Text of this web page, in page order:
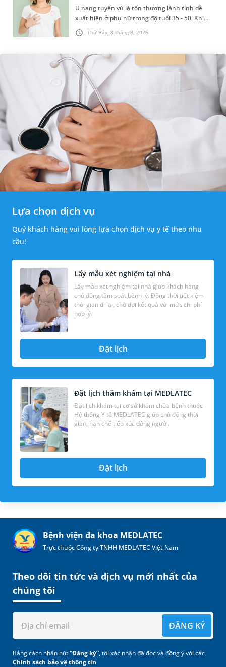
Thứ Bảy, 8 tháng 8, 2026
U nang tuyến vú là tổn thương lành tính dễ
xuất hiện ở phụ nữ trong độ tuổi 35 - 50. Khi
được chẩn đoán mắc bệnh, nhiều người
thường băn khoăn u nang tuyến v...
Lựa chọn dịch vụ
Quý khách hàng vui lòng lựa chọn dịch vụ y tế theo nhu
cầu!
Lấy mẫu xét nghiệm tại nhà
Lấy mẫu xét nghiệm tại nhà giúp khách hàng
chủ động tầm soát bệnh lý. Đồng thời tiết kiệm
thời gian đi lại, chờ đợi kết quả với mức chi phí
hợp lý.
Đặt lịch
Đặt lịch thăm khám tại MEDLATEC
Đặt lịch khám tại cơ sở khám chữa bệnh thuộc
Hệ thống Y tế MEDLATEC giúp chủ động thời
gian, hạn chế tiếp xúc đông người.
Đặt lịch
Bệnh viện đa khoa MEDLATEC
Trực thuộc Công ty TNHH MEDLATEC Việt Nam
Theo dõi tin tức và dịch vụ mới nhất của
chúng tôi
ĐĂNG KÝ
Bằng cách nhấn nút“Đăng ký”, tôi xác nhận đã đọc và đồng ý với các
Chính sách bảo vệ thông tin